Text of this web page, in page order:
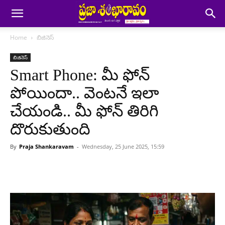
Home బిజినెస్
బిజినెస్
Smart Phone: మీ ఫోన్
పోయిందా.. వెంటనే ఇలా
చేయండి.. మీ ఫోన్ తిరిగి
దొరుకుతుంది
By Praja Shankaravam - Wednesday, 25 June 2025, 15:59